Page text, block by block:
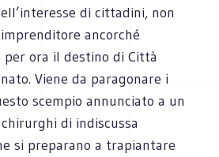
di cittadini, non
ancorché
per ora il destino di Città
Viene da paragonare i
scempio annunciato a un
di indiscussa
si preparano a trapiantare